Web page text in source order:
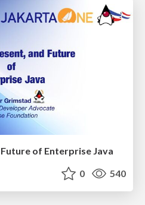
of Enterprise Java
0 540